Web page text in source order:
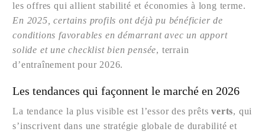
les offres qui allient stabilité et économies à long terme.
En 2025, certains profils ont déjà pu bénéficier de
conditions favorables en démarrant avec un apport
solide et une checklist bien pensée, terrain
d’entraînement pour 2026.
Les tendances qui façonnent le marché en 2026
La tendance la plus visible est l’essor des prêtsverts, qui
s’inscrivent dans une stratégie globale de durabilité et